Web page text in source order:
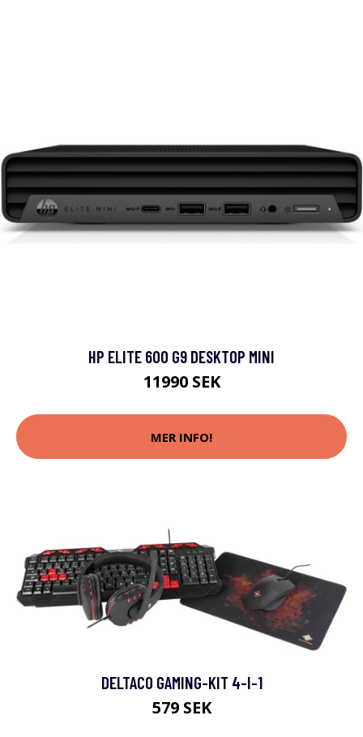
HP ELITE 600 G9 DESKTOP MINI
11990 SEK
MER INFO!
DELTACO GAMING-KIT 4-I-1
579 SEK